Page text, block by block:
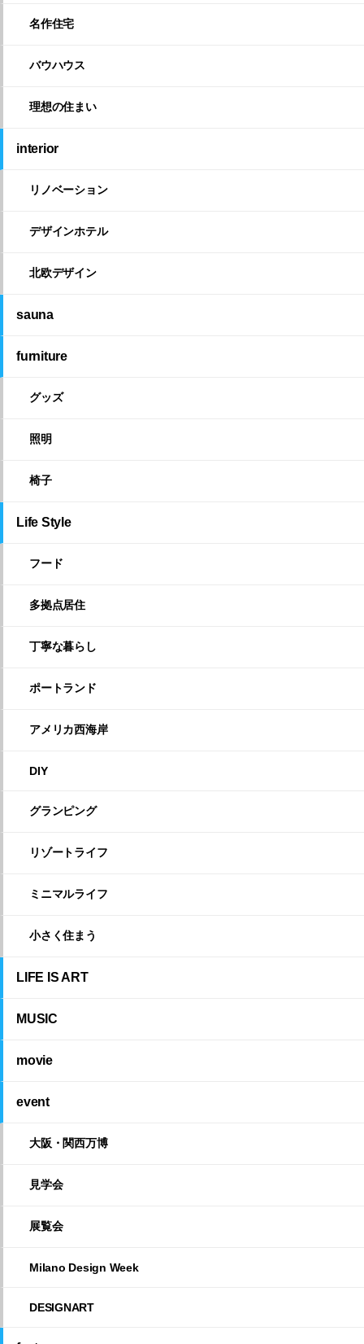
名作住宅
バウハウス
理想の住まい
interior
リノベーション
デザインホテル
北欧デザイン
sauna
furniture
グッズ
照明
椅子
Life Style
フード
多拠点居住
丁寧な暮らし
ポートランド
アメリカ西海岸
DIY
グランピング
リゾートライフ
ミニマルライフ
小さく住まう
LIFE IS ART
MUSIC
movie
event
大阪・関西万博
見学会
展覧会
Milano Design Week
DESIGNART